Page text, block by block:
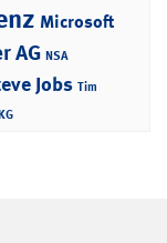
Microsoft
AG NSA
Jobs Tim